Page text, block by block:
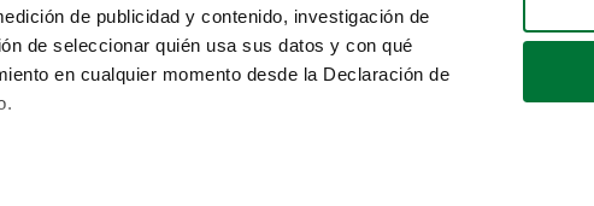
de publicidad y contenido, investigación de
de seleccionar quién usa sus datos y con qué
en cualquier momento desde la Declaración de